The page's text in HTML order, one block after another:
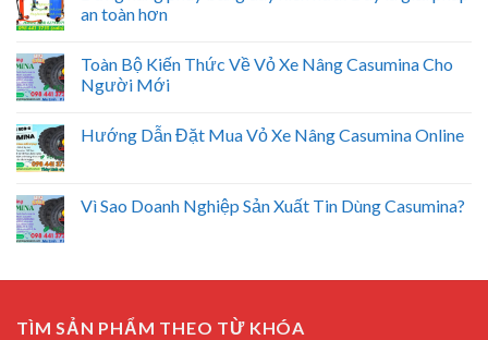
an toàn hơn
Toàn Bộ Kiến Thức Về Vỏ Xe Nâng Casumina Cho
Người Mới
Hướng Dẫn Đặt Mua Vỏ Xe Nâng Casumina Online
Vì Sao Doanh Nghiệp Sản Xuất Tin Dùng Casumina?
TÌM SẢN PHẨM THEO TỪ KHÓA